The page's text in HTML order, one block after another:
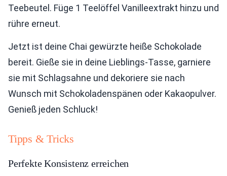
Teebeutel. Füge 1 Teelöffel Vanilleextrakt hinzu und
rühre erneut.
Jetzt ist deine Chai gewürzte heiße Schokolade
bereit. Gieße sie in deine Lieblings-Tasse, garniere
sie mit Schlagsahne und dekoriere sie nach
Wunsch mit Schokoladenspänen oder Kakaopulver.
Genieß jeden Schluck!
Tipps & Tricks
Perfekte Konsistenz erreichen